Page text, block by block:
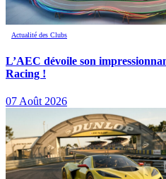
Actualité des Clubs
L’AEC dévoile son
Racing !
07 Août 2026